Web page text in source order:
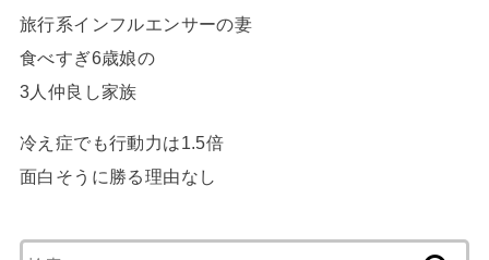
旅行系インフルエンサーの妻
食べすぎ6歳娘の
3人仲良し家族
冷え症でも行動力は1.5倍
面白そうに勝る理由なし